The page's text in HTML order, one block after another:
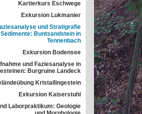
Kartierkurs Eschwege
Exkursion Lukmanier
und Stratigrafie
Buntsandstein in
Tennenbach
Exkursion Bodensee
und Faziesanalyse in
Burgruine Landeck
Kristallingestein
Exkursion Kaiserstuhl
Laborpraktikum: Geologie